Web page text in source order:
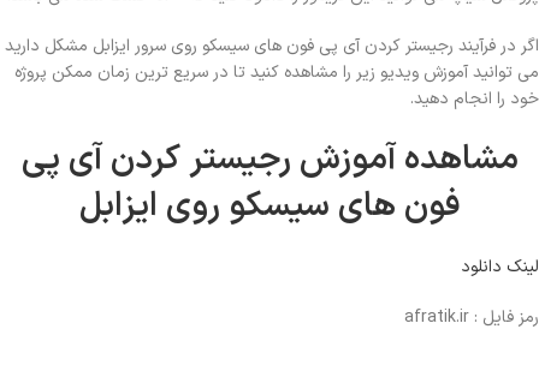
اگر در فرآیند رجیستر کردن آی پی فون های سیسکو روی سرور ایزابل مشکل دارید
می توانید آموزش ویدیو زیر را مشاهده کنید تا در سریع ترین زمان ممکن پروژه
خود را انجام دهید.
مشاهده آموزش رجیستر کردن آی پی
فون های سیسکو روی ایزابل
لینک دانلود
رمز فایل : afratik.ir